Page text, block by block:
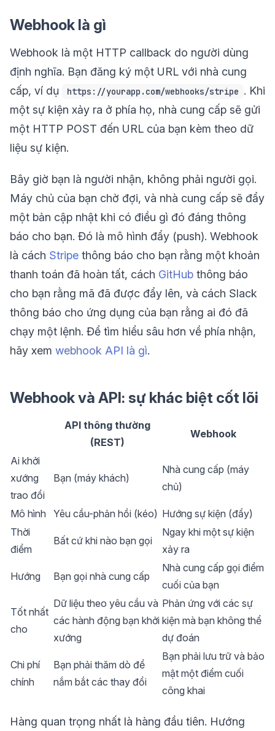
Webhook là gì
Webhook là một HTTP callback do người dùng
định nghĩa. Bạn đăng ký một URL với nhà cung
cấp, ví dụ
https://yourapp.com/webhooks/stripe . Khi
một sự kiện xảy ra ở phía họ, nhà cung cấp sẽ gửi
một HTTP POST đến URL của bạn kèm theo dữ
liệu sự kiện.
Bây giờ bạn là người nhận, không phải người gọi.
Máy chủ của bạn chờ đợi, và nhà cung cấp sẽ đẩy
một bản cập nhật khi có điều gì đó đáng thông
báo cho bạn. Đó là mô hình đẩy (push). Webhook
là cách Stripe thông báo cho bạn rằng một khoản
thanh toán đã hoàn tất, cách GitHub thông báo
cho bạn rằng mã đã được đẩy lên, và cách Slack
thông báo cho ứng dụng của bạn rằng ai đó đã
chạy một lệnh. Để tìm hiểu sâu hơn về phía nhận,
hãy xem webhook API là gì.
Webhook và API: sự khác biệt cốt lõi
API thông thường
(REST)
Webhook
Ai khởi
xướng
trao đổi
Bạn (máy khách)
Nhà cung cấp (máy
chủ)
Mô hình Yêu cầu-phản hồi (kéo) Hướng sự kiện (đẩy)
Thời
điểm
Bất cứ khi nào bạn gọi
Ngay khi một sự kiện
xảy ra
Hướng Bạn gọi nhà cung cấp
Nhà cung cấp gọi điểm
cuối của bạn
Tốt nhất
cho
Dữ liệu theo yêu cầu và
các hành động bạn khởi
xướng
Phản ứng với các sự
kiện mà bạn không thể
dự đoán
Chi phí
chính
Bạn phải thăm dò để
nắm bắt các thay đổi
Bạn phải lưu trữ và bảo
mật một điểm cuối
công khai
Hàng quan trọng nhất là hàng đầu tiên. Hướng